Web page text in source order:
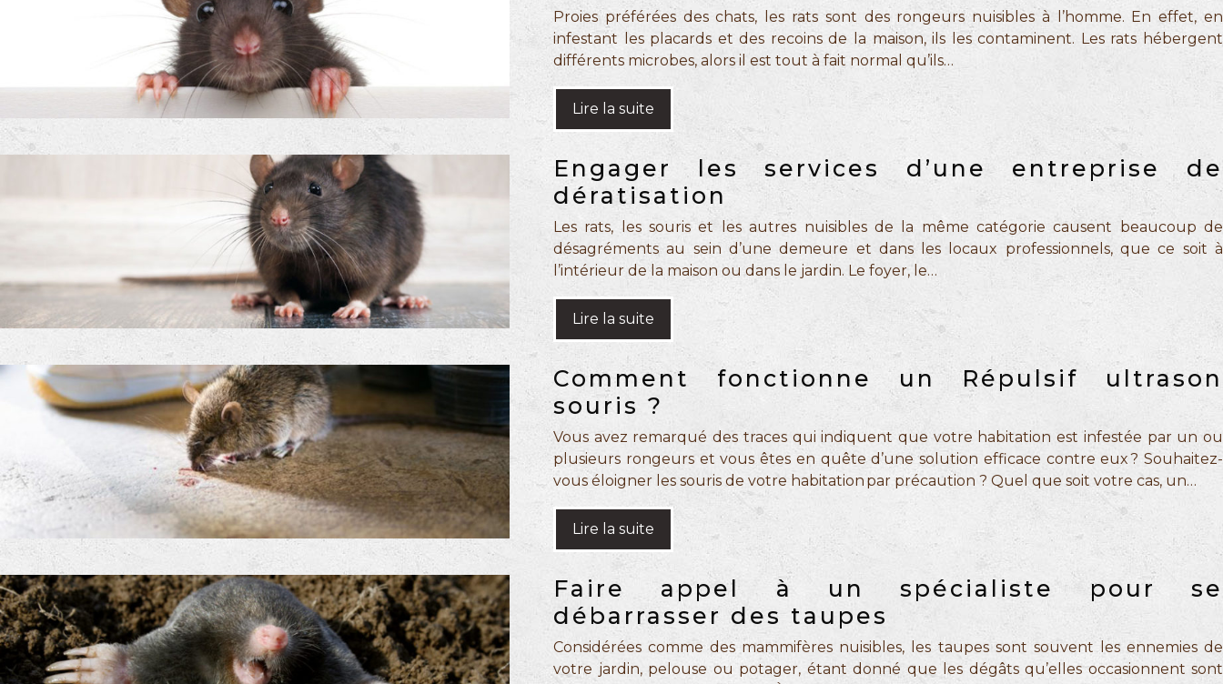
Proies préférées des chats, les rats sont des rongeurs nuisibles à l’homme. En effet, en
infestant les placards et des recoins de la maison, ils les contaminent. Les rats hébergent
différents microbes, alors il est tout à fait normal qu’ils…
Lire la suite
Engager les services d’une entreprise de
dératisation
Les rats, les souris et les autres nuisibles de la même catégorie causent beaucoup de
désagréments au sein d’une demeure et dans les locaux professionnels, que ce soit à
l’intérieur de la maison ou dans le jardin. Le foyer, le…
Lire la suite
Comment fonctionne un Répulsif ultrason
souris ?
Vous avez remarqué des traces qui indiquent que votre habitation est infestée par un ou
plusieurs rongeurs et vous êtes en quête d’une solution efficace contre eux ? Souhaitez-
vous éloigner les souris de votre habitation par précaution ? Quel que soit votre cas, un…
Lire la suite
Faire appel à un spécialiste pour se
débarrasser des taupes
Considérées comme des mammifères nuisibles, les taupes sont souvent les ennemies de
votre jardin, pelouse ou potager, étant donné que les dégâts qu’elles occasionnent sont